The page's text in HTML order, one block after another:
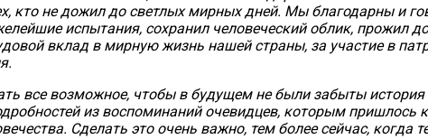
кто не дожил до светлых мирных дней. Мы благодарны и
испытания, сохранил человеческий облик, прожил
вклад в мирную жизнь нашей страны, за участие в
все возможное, чтобы в будущем не были забыты
из воспоминаний очевидцев, которым пришлось
Сделать это очень важно, тем более сейчас, когда